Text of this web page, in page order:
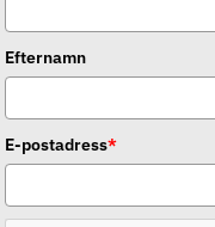
Efternamn
E-postadress*